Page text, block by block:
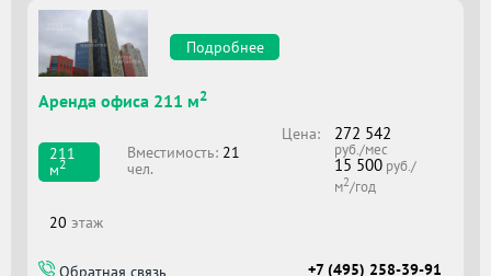
Подробнее
Аренда офиса 211 м2
211
м2
Вместимоcть: 21
чел.
Цена: 272 542
руб./мес
15 500 руб./
м2/год
20 этаж
Обратная связь +7 (495) 258-39-91